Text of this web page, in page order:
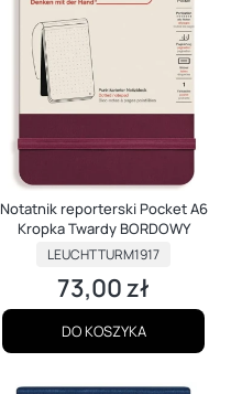
Notatnik reporterski Pocket A6
Kropka Twardy BORDOWY
PRODUCENT
LEUCHTTURM1917
Cena
73,00 zł
DO KOSZYKA